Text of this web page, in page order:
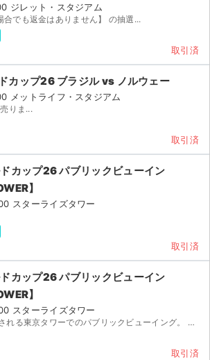
社
約
表記
て
ジレット・スタジアム
でも返金はありません】 の抽選...
取引済
カップ26 ブラジル vs ノルウェー
メットライフ・スタジアム
りま...
取引済
カップ26 パブリックビューイン
】
スターライズタワー
取引済
カップ26 パブリックビューイン
】
スターライズタワー
[詳細] 自由席 急遽開催される東京タワーでのパブリックビューイング。 友人がさんかできなくなり出品し...
取引済